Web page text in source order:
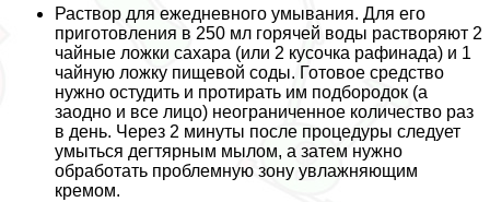
Раствор для ежедневного умывания. Для его
приготовления в 250 мл горячей воды растворяют 2
чайные ложки сахара (или 2 кусочка рафинада) и 1
чайную ложку пищевой соды. Готовое средство
нужно остудить и протирать им подбородок (а
заодно и все лицо) неограниченное количество раз
в день. Через 2 минуты после процедуры следует
умыться дегтярным мылом, а затем нужно
обработать проблемную зону увлажняющим
кремом.